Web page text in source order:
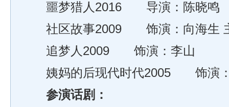
噩梦猎人2016 导演：陈晓鸣
社区故事2009 饰演：向海生
追梦人2009 饰演：李山
姨妈的后现代时代2005 饰演：
参演话剧 ：